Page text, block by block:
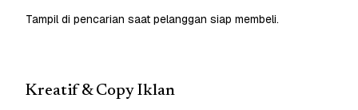
Tampil di pencarian saat pelanggan siap membeli.
Kreatif & Copy Iklan